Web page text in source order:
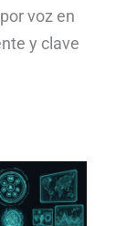
voz en
y clave